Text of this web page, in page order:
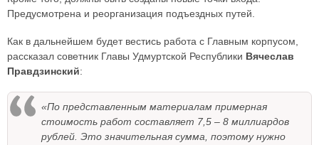
Предусмотрена и реорганизация подъездных путей.
Как в дальнейшем будет вестись работа с Главным корпусом,
рассказал советник Главы Удмуртской Республики Вячеслав
Правдзинский:
«По представленным материалам примерная
стоимость работ составляет 7,5 – 8 миллиардов
рублей. Это значительная сумма, поэтому нужно